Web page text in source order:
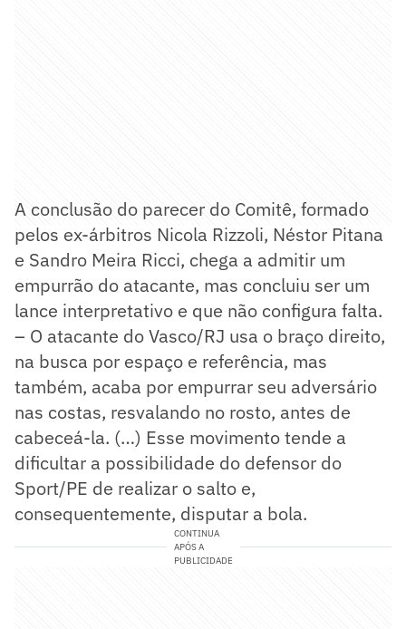
A conclusão do parecer do Comitê, formado
pelos ex-árbitros Nicola Rizzoli, Néstor Pitana
e Sandro Meira Ricci, chega a admitir um
empurrão do atacante, mas concluiu ser um
lance interpretativo e que não configura falta.
– O atacante do Vasco/RJ usa o braço direito,
na busca por espaço e referência, mas
também, acaba por empurrar seu adversário
nas costas, resvalando no rosto, antes de
cabeceá-la. (…) Esse movimento tende a
dificultar a possibilidade do defensor do
Sport/PE de realizar o salto e,
consequentemente, disputar a bola.
CONTINUA
APÓS A
PUBLICIDADE